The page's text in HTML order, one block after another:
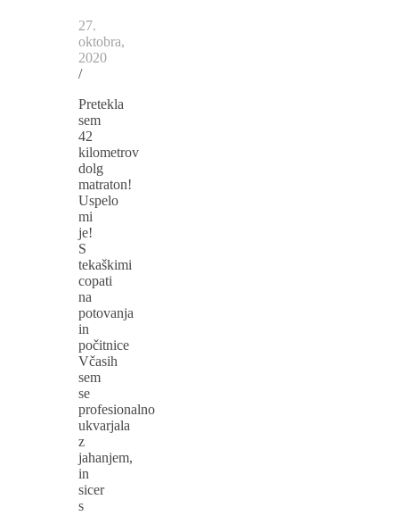
27.
oktobra,
2020
/
Pretekla
sem
42
kilometrov
dolg
matraton!
Uspelo
mi
je!
S
tekaškimi
copati
na
potovanja
in
počitnice
Včasih
sem
se
profesionalno
ukvarjala
z
jahanjem,
in
sicer
s